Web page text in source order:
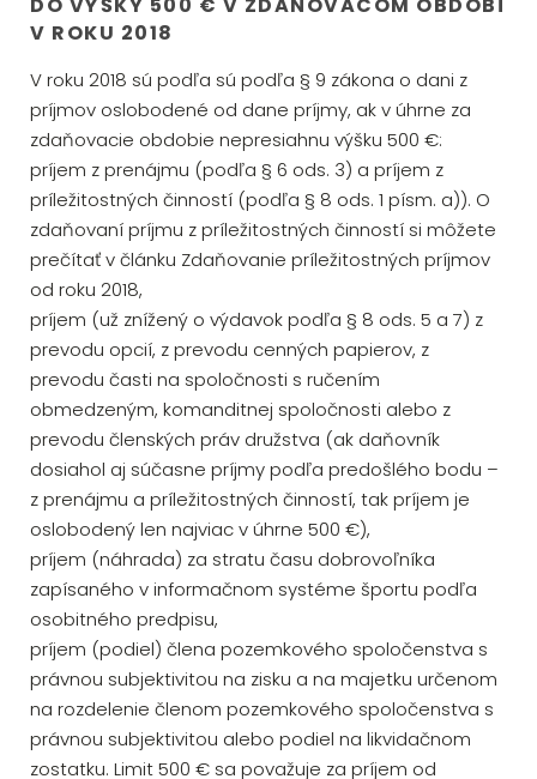
V ROKU 2018
V roku 2018 sú podľa sú podľa § 9 zákona o dani z
príjmov oslobodené od dane príjmy, ak v úhrne za
zdaňovacie obdobie nepresiahnu výšku 500 €:
príjem z prenájmu (podľa § 6 ods. 3) a príjem z
príležitostných činností (podľa § 8 ods. 1 písm. a)). O
zdaňovaní príjmu z príležitostných činností si môžete
prečítať v článku Zdaňovanie príležitostných príjmov
od roku 2018,
príjem (už znížený o výdavok podľa § 8 ods. 5 a 7) z
prevodu opcií, z prevodu cenných papierov, z
prevodu časti na spoločnosti s ručením
obmedzeným, komanditnej spoločnosti alebo z
prevodu členských práv družstva (ak daňovník
dosiahol aj súčasne príjmy podľa predošlého bodu –
z prenájmu a príležitostných činností, tak príjem je
oslobodený len najviac v úhrne 500 €),
príjem (náhrada) za stratu času dobrovoľníka
zapísaného v informačnom systéme športu podľa
osobitného predpisu,
príjem (podiel) člena pozemkového spoločenstva s
právnou subjektivitou na zisku a na majetku určenom
na rozdelenie členom pozemkového spoločenstva s
právnou subjektivitou alebo podiel na likvidačnom
zostatku. Limit 500 € sa považuje za príjem od